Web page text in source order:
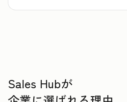
Sales Hubが